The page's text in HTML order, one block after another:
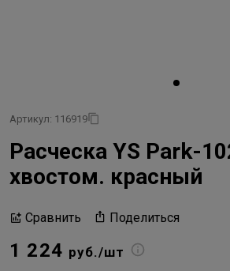
Артикул: 116919
Расческа YS Park-
хвостом. красный
Сравнить Поделиться
1 224 руб./шт